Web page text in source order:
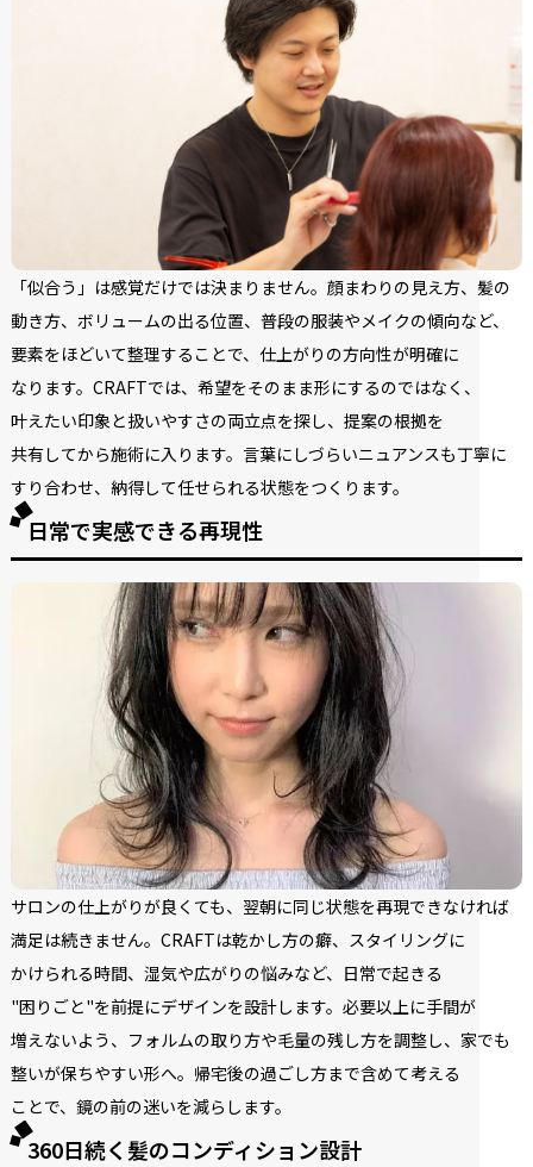
「似合う」は感覚だけでは決まりません。 顔まわりの見え方、 髪の
動き方、 ボリュームの出る位置、 普段の服装やメイクの傾向など、
要素をほどいて整理する ことで、 仕上がりの方向性が明確に
なります。 CRAFTでは、 希望をそのまま形にするのではなく、
叶えたい印象と扱いやすさの両立点を探し、 提案の根拠を
共有してから施術に入ります。 言葉に しづらいニュアンスも丁寧に
すり合わせ、 納得して任せられる状態をつくります。
日常で実感できる再現性
サロンの仕上がりが良くても、 翌朝に同じ状態を再現できなければ
満足は続きません。 CRAFTは乾かし方の癖、 スタイリングに
かけられる時間、 湿気や広がりの悩みなど、 日常で起きる
"困りごと"を前提にデザインを設計します。 必要以上に手間が
増えないよう、 フォルムの取り方や毛量の残し方を調整し、 家でも
整いが保ちやすい形へ。 帰宅後の過ごし方まで含めて考える
ことで、 鏡の前の迷いを減らします。
360日続く髪のコンディション設計